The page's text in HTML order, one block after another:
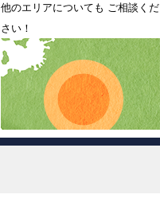
他のエリアについても ご相談くだ
さい！